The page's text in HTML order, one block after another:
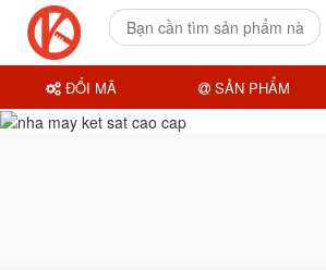
ĐỔI MÃ SẢN PHẨM